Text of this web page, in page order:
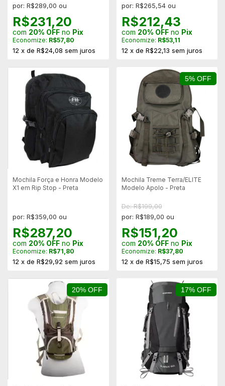
por: R$289,00 ou
R$231,20
com 20% OFF no Pix
Economize: R$57,80
12 x de R$24,08 sem juros
por: R$265,54 ou
R$212,43
com 20% OFFno Pix
Economize: R$53,11
12 x de R$22,13 sem juros
Mochila Força e Honra Modelo
X1 em Rip Stop - Preta
por: R$359,00 ou
R$287,20
com 20% OFF no Pix
Economize: R$71,80
12 x de R$29,92 sem juros
5% OFF
Mochila Treme Terra/ELITE
Modelo Apolo - Preta
De: R$199,00
por: R$189,00 ou
R$151,20
com 20% OFFno Pix
Economize: R$37,80
12 x de R$15,75 sem juros
20% OFF 17% OFF